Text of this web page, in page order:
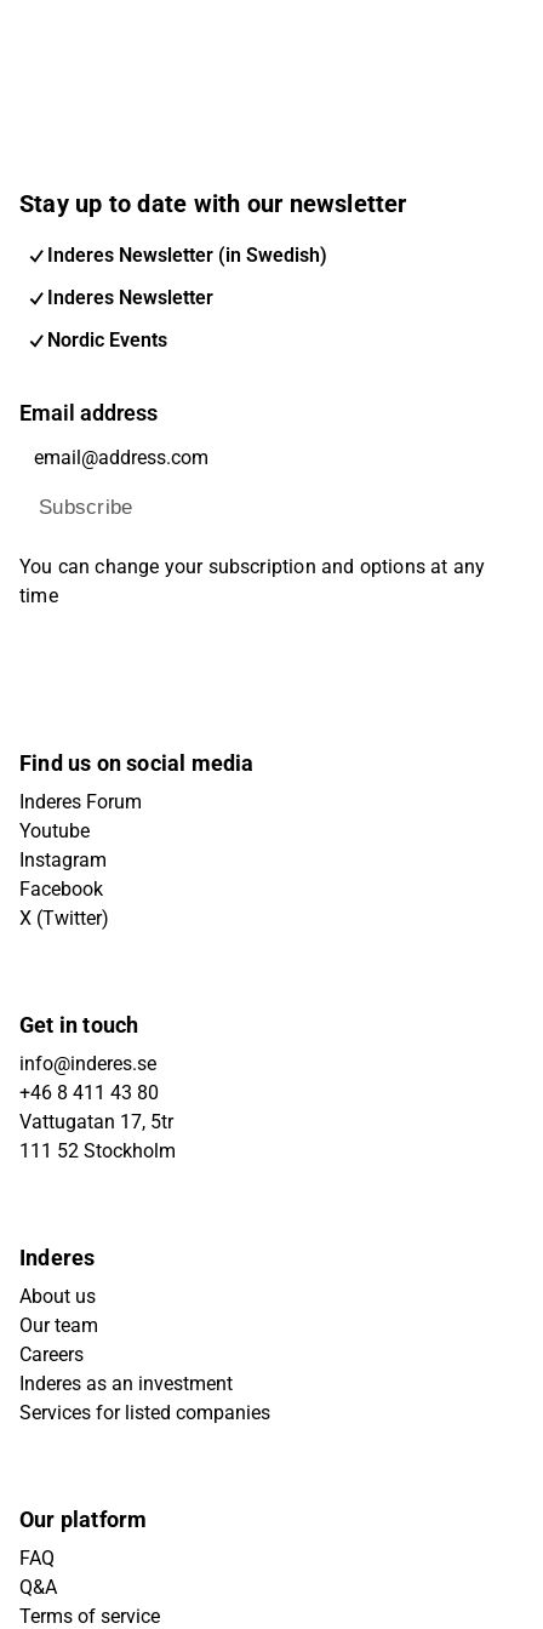
Stay up to date with our newsletter
Inderes Newsletter (in Swedish)
Inderes Newsletter
Nordic Events
Email address
Subscribe
You can change your subscription and options at any
time
Find us on social media
Inderes Forum
Youtube
Instagram
Facebook
X (Twitter)
Get in touch
info@inderes.se
+46 8 411 43 80
Vattugatan 17, 5tr
111 52 Stockholm
Inderes
About us
Our team
Careers
Inderes as an investment
Services for listed companies
Our platform
FAQ
Q&A
Terms of service